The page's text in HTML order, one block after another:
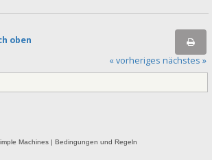
oben
« vorheriges nächstes »
Machines | Bedingungen und Regeln